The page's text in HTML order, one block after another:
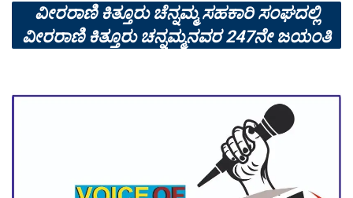
ವೀರರಾಣಿ ಕಿತ್ತೂರು ಚೆನ್ನಮ್ಮ ಸಹಕಾರಿ ಸಂಘದಲ್ಲಿ
ವೀರರಾಣಿ ಕಿತ್ತೂರು ಚನ್ನಮ್ಮನವರ 247ನೇ ಜಯಂತಿ